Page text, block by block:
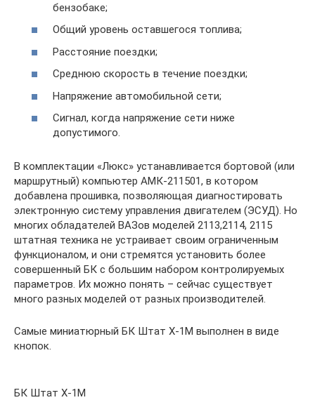
бензобаке;
Общий уровень оставшегося топлива;
Расстояние поездки;
Среднюю скорость в течение поездки;
Напряжение автомобильной сети;
Сигнал, когда напряжение сети ниже
допустимого.
В комплектации «Люкс» устанавливается бортовой (или
маршрутный) компьютер АМК-211501, в котором
добавлена прошивка, позволяющая диагностировать
электронную систему управления двигателем (ЭСУД). Но
многих обладателей ВАЗов моделей 2113,2114, 2115
штатная техника не устраивает своим ограниченным
функционалом, и они стремятся установить более
совершенный БК с большим набором контролируемых
параметров. Их можно понять – сейчас существует
много разных моделей от разных производителей.
Самые миниатюрный БК Штат Х-1М выполнен в виде
кнопок.
БК Штат Х-1М